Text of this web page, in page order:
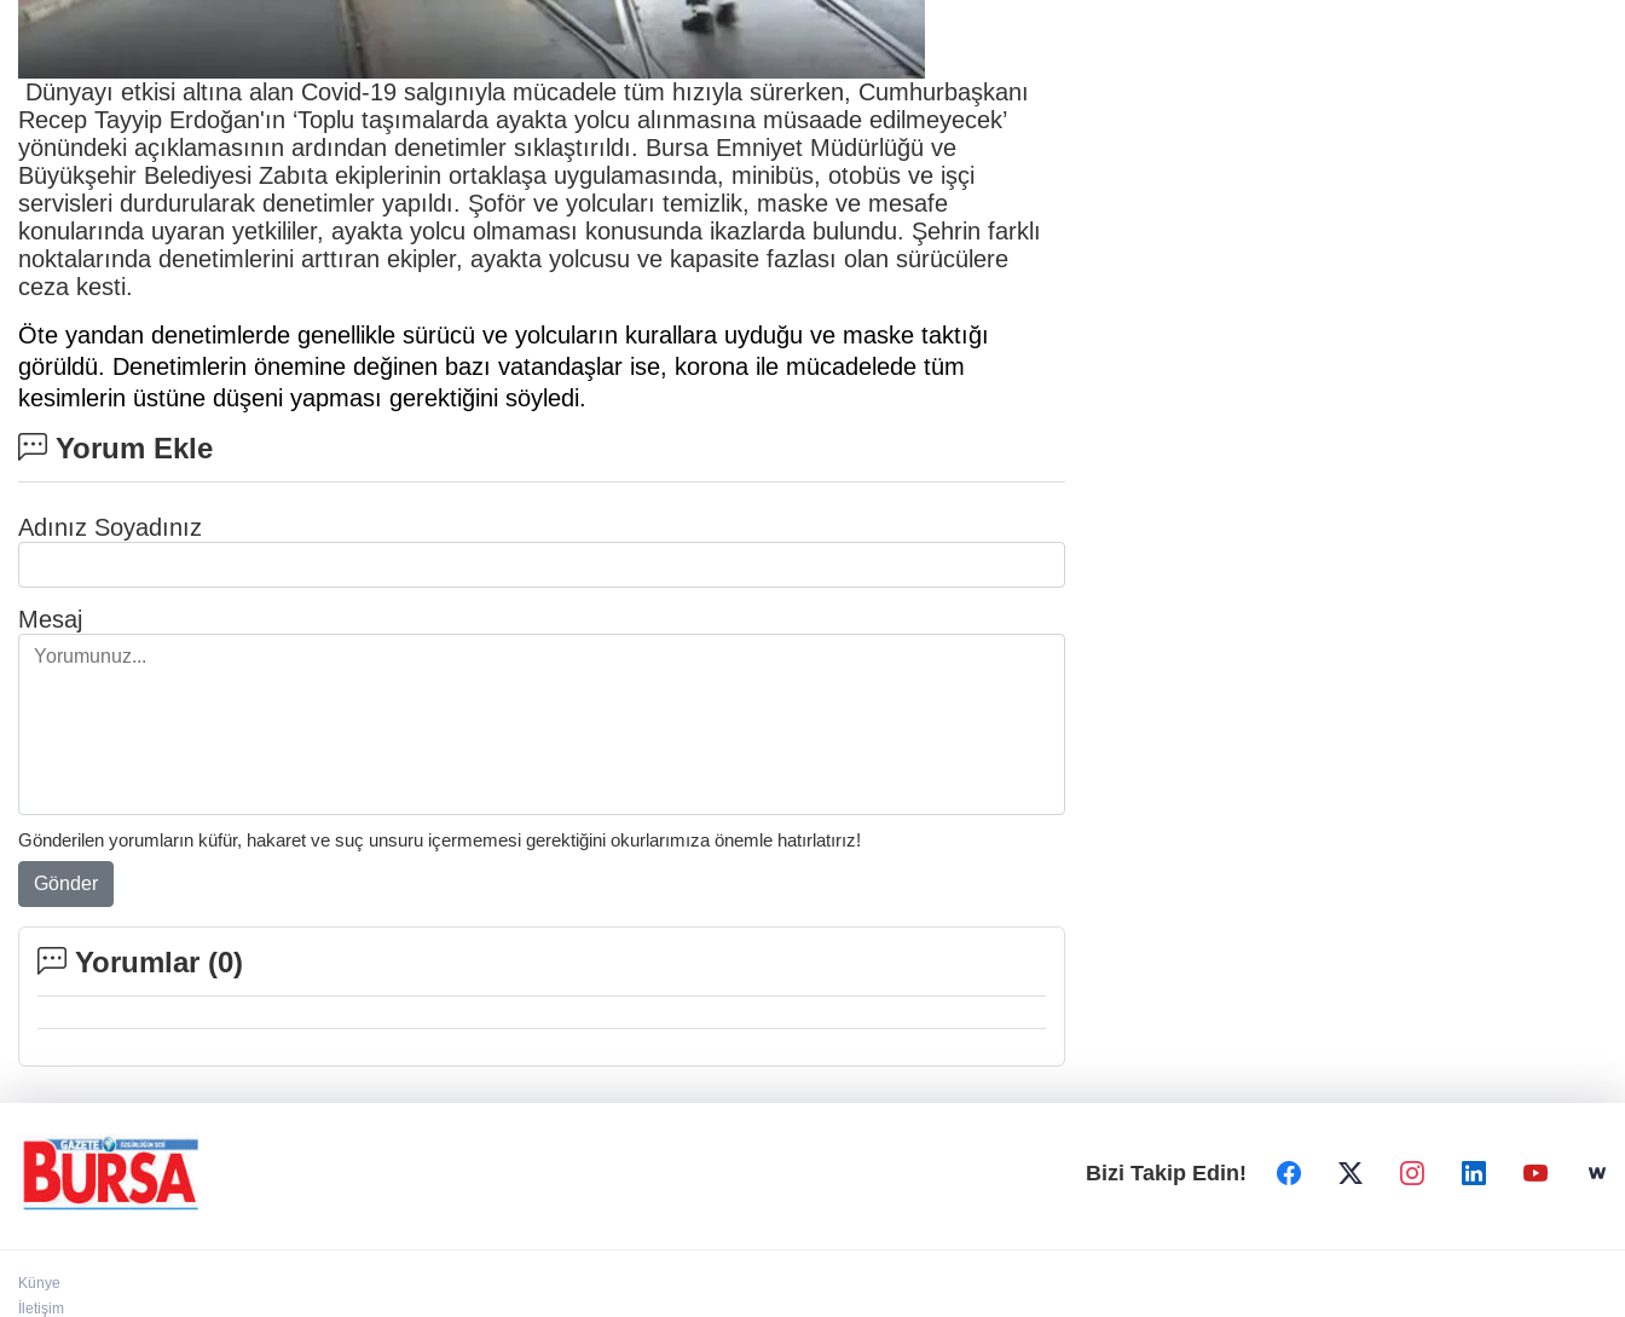
Dünyayı etkisi altına alan Covid-19 salgınıyla mücadele tüm hızıyla sürerken, Cumhurbaşkanı
Recep Tayyip Erdoğan'ın ‘Toplu taşımalarda ayakta yolcu alınmasına müsaade edilmeyecek’
yönündeki açıklamasının ardından denetimler sıklaştırıldı. Bursa Emniyet Müdürlüğü ve
Büyükşehir Belediyesi Zabıta ekiplerinin ortaklaşa uygulamasında, minibüs, otobüs ve işçi
servisleri durdurularak denetimler yapıldı. Şoför ve yolcuları temizlik, maske ve mesafe
konularında uyaran yetkililer, ayakta yolcu olmaması konusunda ikazlarda bulundu. Şehrin farklı
noktalarında denetimlerini arttıran ekipler, ayakta yolcusu ve kapasite fazlası olan sürücülere
ceza kesti.
Öte yandan denetimlerde genellikle sürücü ve yolcuların kurallara uyduğu ve maske taktığı
görüldü. Denetimlerin önemine değinen bazı vatandaşlar ise, korona ile mücadelede tüm
kesimlerin üstüne düşeni yapması gerektiğini söyledi.
Yorum Ekle
Adınız Soyadınız
Mesaj
Gönderilen yorumların küfür, hakaret ve suç unsuru içermemesi gerektiğini okurlarımıza önemle hatırlatırız!
Gönder
Yorumlar (0)
Bizi Takip Edin!
Künye
İletişim